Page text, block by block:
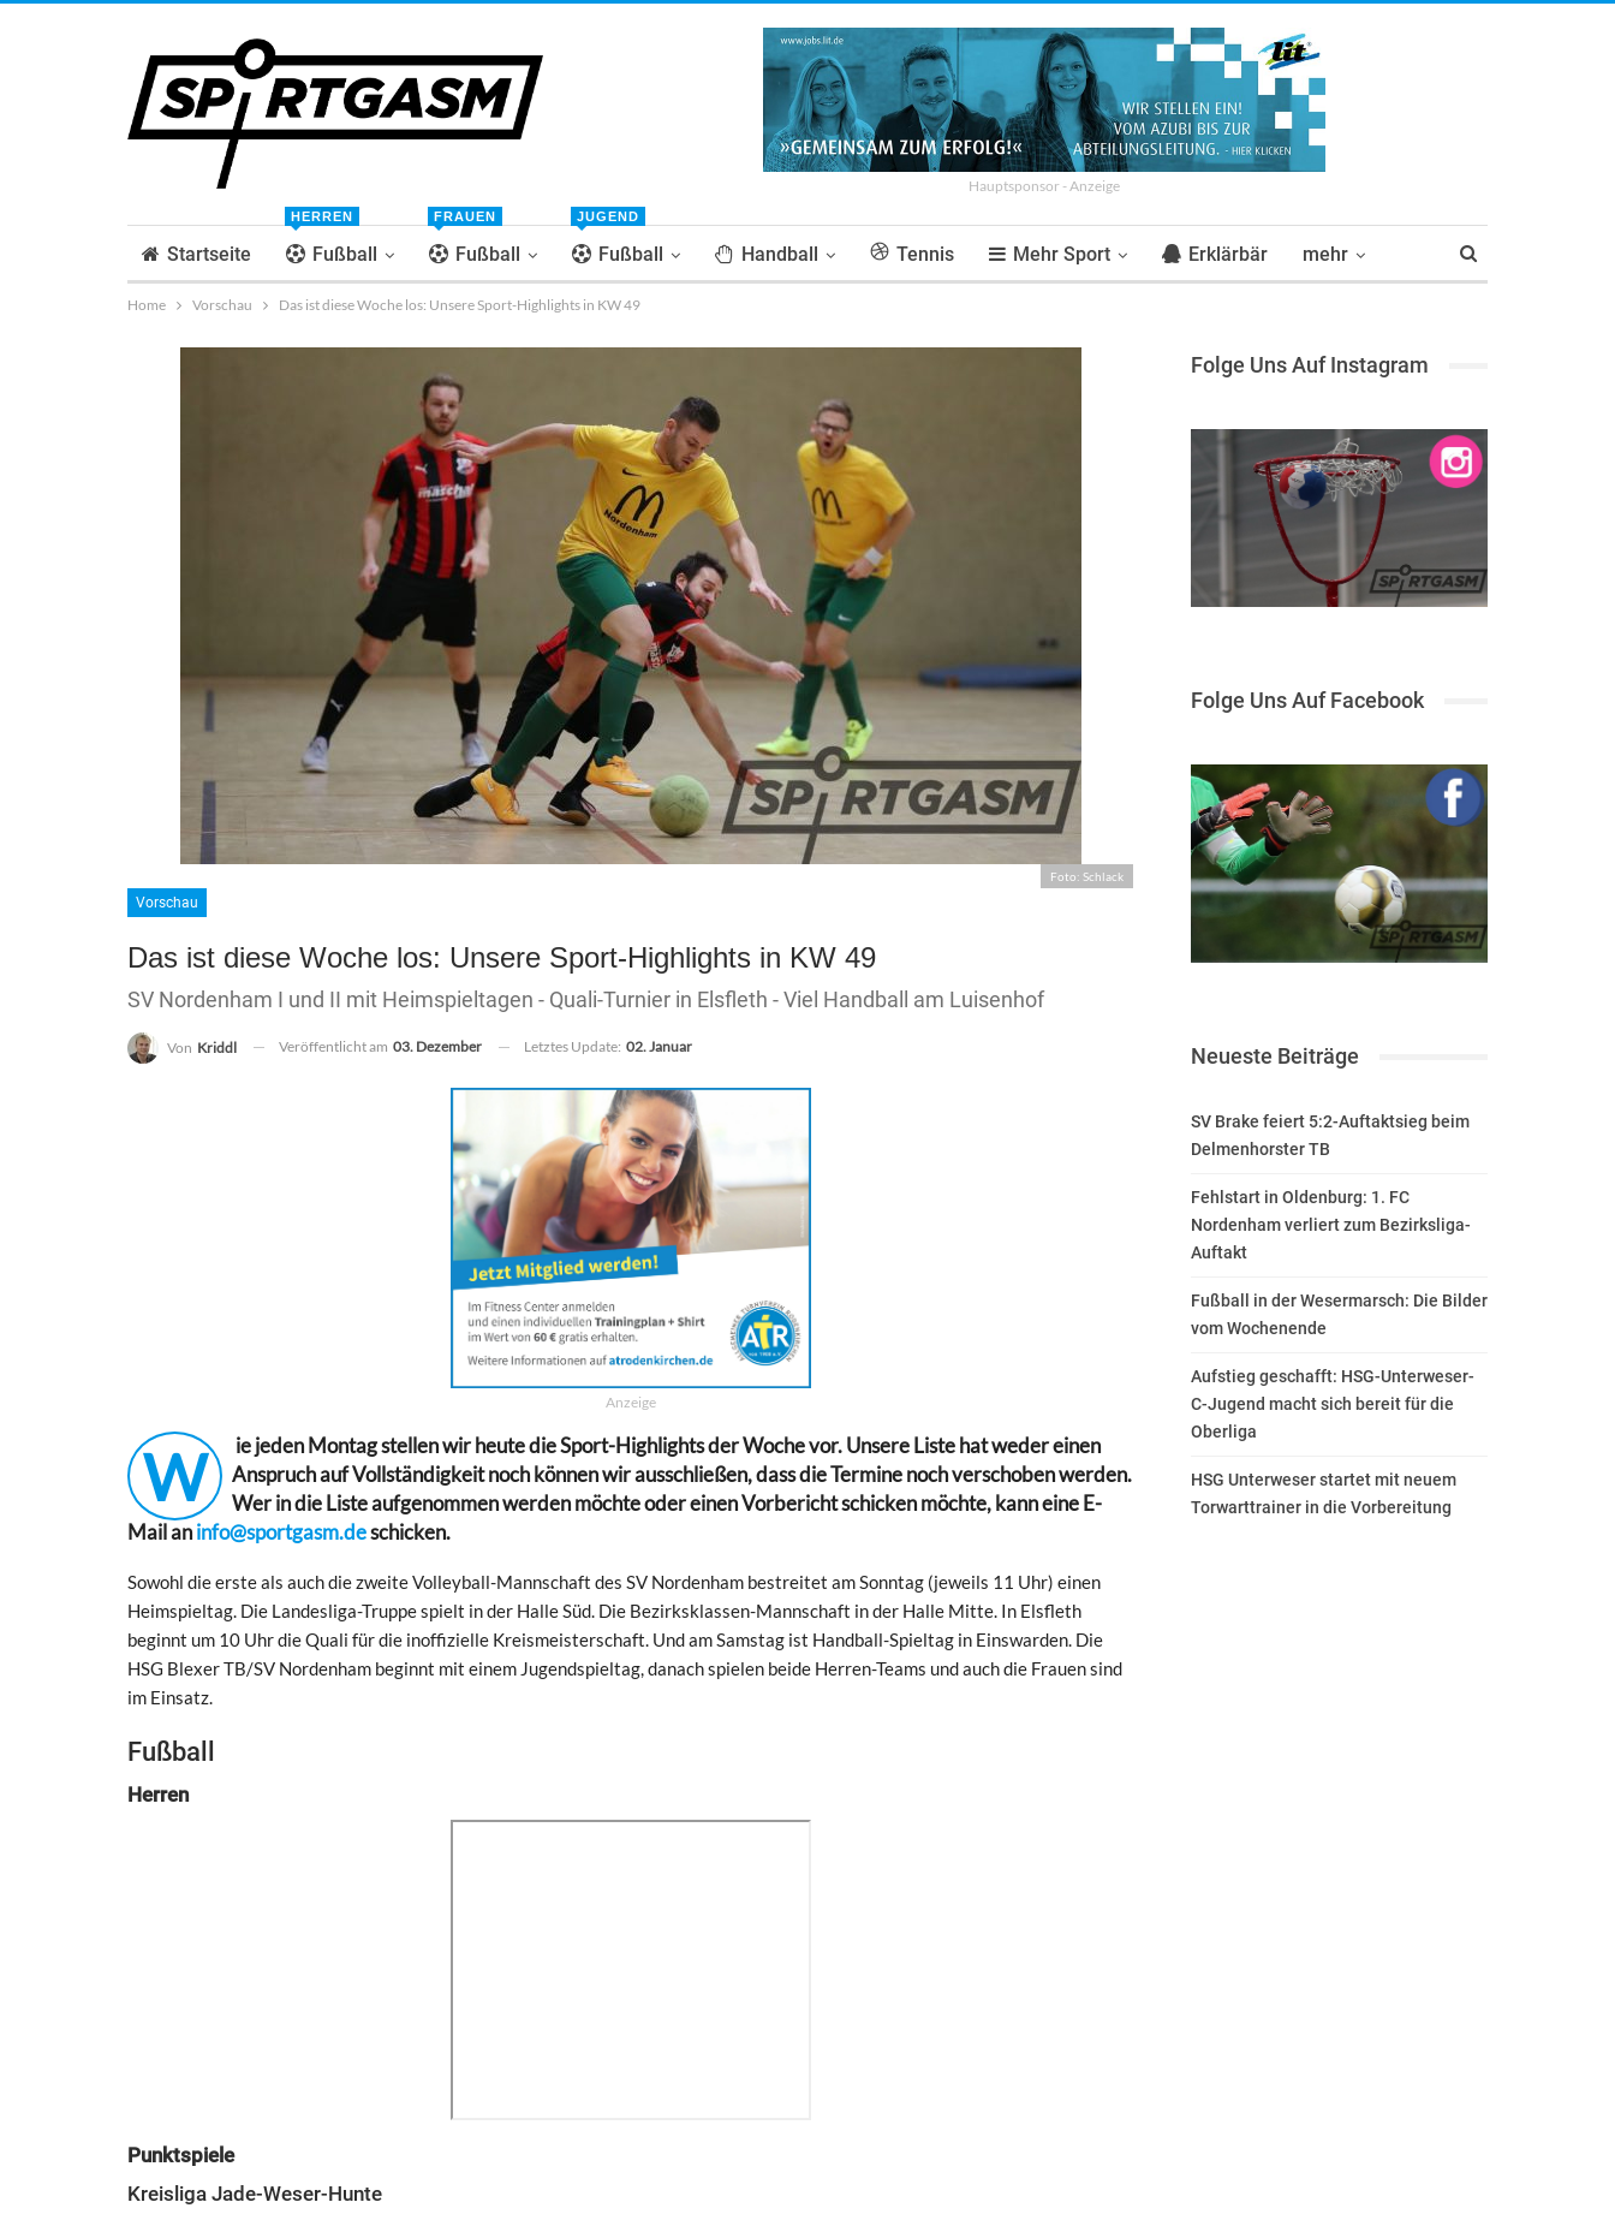
Hauptsponsor - Anzeige
Startseite Fußball
HERREN
Fußball
FRAUEN
Fußball
JUGEND
Handball Tennis Mehr Sport Erklärbär mehr
Home Vorschau Das ist diese Woche los: Unsere Sport-Highlights in KW 49
Foto: Schlack
Vorschau
Das ist diese Woche los: Unsere Sport-Highlights in KW 49
SV Nordenham I und II mit Heimspieltagen - Quali-Turnier in Elsfleth - Viel Handball am Luisenhof
Von Kriddl Veröffentlicht am 03. Dezember Letztes Update: 02. Januar
Anzeige
W
ie jeden Montag stellen wir heute die Sport-Highlights der Woche vor. Unsere Liste hat weder einen
Anspruch auf Vollständigkeit noch können wir ausschließen, dass die Termine noch verschoben werden.
Wer in die Liste aufgenommen werden möchte oder einen Vorbericht schicken möchte, kann eine E-
Mail an info@sportgasm.deschicken.
Sowohl die erste als auch die zweite Volleyball-Mannschaft des SV Nordenham bestreitet am Sonntag (jeweils 11 Uhr) einen
Heimspieltag. Die Landesliga-Truppe spielt in der Halle Süd. Die Bezirksklassen-Mannschaft in der Halle Mitte. In Elsfleth
beginnt um 10 Uhr die Quali für die inoffizielle Kreismeisterschaft. Und am Samstag ist Handball-Spieltag in Einswarden. Die
HSG Blexer TB/SV Nordenham beginnt mit einem Jugendspieltag, danach spielen beide Herren-Teams und auch die Frauen sind
im Einsatz.
Fußball
Herren
Punktspiele
Kreisliga Jade-Weser-Hunte
Folge Uns Auf Instagram
Folge Uns Auf Facebook
Neueste Beiträge
SV Brake feiert 5:2-Auftaktsieg beim
Delmenhorster TB
Fehlstart in Oldenburg: 1. FC
Nordenham verliert zum Bezirksliga-
Auftakt
Fußball in der Wesermarsch: Die Bilder
vom Wochenende
Aufstieg geschafft: HSG-Unterweser-
C-Jugend macht sich bereit für die
Oberliga
HSG Unterweser startet mit neuem
Torwarttrainer in die Vorbereitung